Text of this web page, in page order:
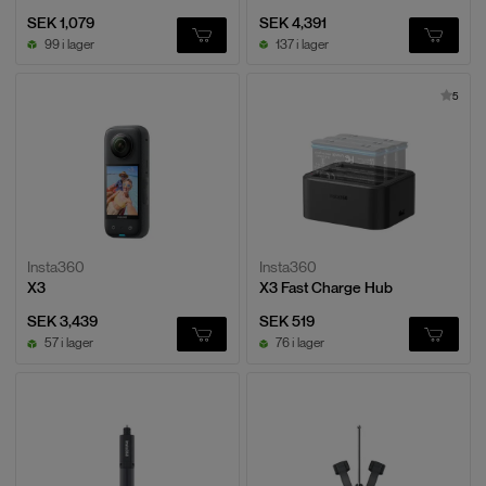
SEK 1,079
99 i lager
SEK 4,391
137 i lager
Insta360
X3
SEK 3,439
57 i lager
5
Insta360
X3 Fast Charge Hub
SEK 519
76 i lager